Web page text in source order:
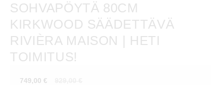
SOHVAPÖYTÄ 80CM
KIRKWOOD SÄÄDETTÄVÄ
RIVIÈRA MAISON | HETI
TOIMITUS!
749,00 €